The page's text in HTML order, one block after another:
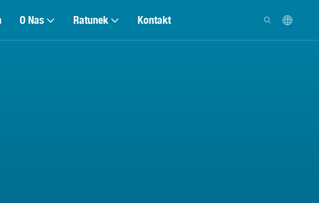
O Nas Ratunek Kontakt